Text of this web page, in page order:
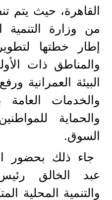
القاهرة، حيث يتم
من وزارة التنمية
إطار خطتها
والمناطق ذات
البيئة العمرانية
والخدمات
والحماية
السوق.
جاء ذلك بحضور
عبد الخالق
والتنمية المحلية